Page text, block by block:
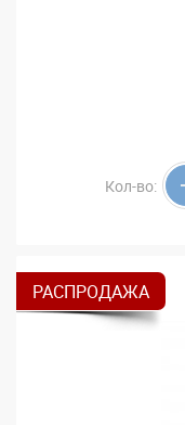
Кол-во:
РАСПРОДАЖА